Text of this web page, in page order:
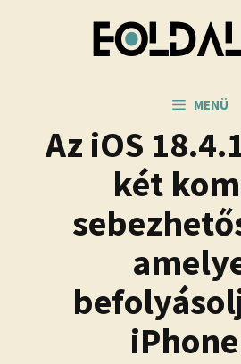
MENÜ
Az iOS
két